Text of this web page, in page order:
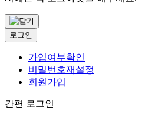
로그인
가입여부확인
비밀번호재설정
회원가입
간편 로그인